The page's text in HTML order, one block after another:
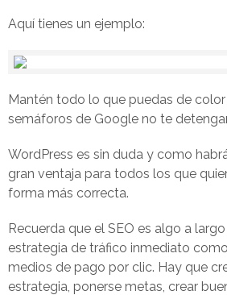
Aquí tienes un ejemplo:
Mantén todo lo que puedas de
semáforos de Google no te
WordPress es sin duda y como
gran ventaja para todos los que
forma más correcta.
Recuerda que el SEO es algo a
estrategia de tráfico inmediato
medios de pago por clic. Hay que
estrategia, ponerse metas, crear